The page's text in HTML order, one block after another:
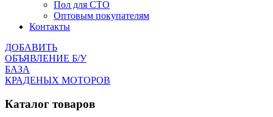
Пол для СТО
Оптовым покупателям
Контакты
ДОБАВИТЬ
ОБЪЯВЛЕНИЕ Б/У
БАЗА
КРАДЕНЫХ МОТОРОВ
Каталог товаров